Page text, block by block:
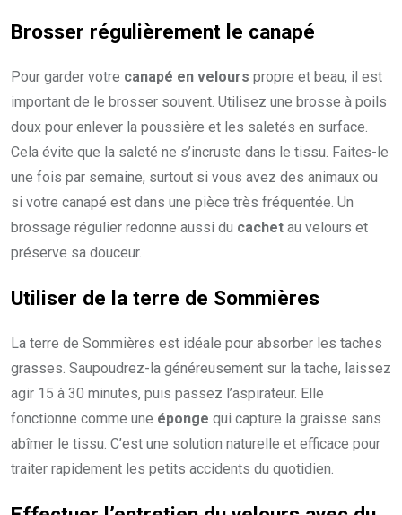
Brosser régulièrement le canapé
Pour garder votre canapé en velours propre et beau, il est
important de le brosser souvent. Utilisez une brosse à poils
doux pour enlever la poussière et les saletés en surface.
Cela évite que la saleté ne s’incruste dans le tissu. Faites-le
une fois par semaine, surtout si vous avez des animaux ou
si votre canapé est dans une pièce très fréquentée. Un
brossage régulier redonne aussi du cachet au velours et
préserve sa douceur.
Utiliser de la terre de Sommières
La terre de Sommières est idéale pour absorber les taches
grasses. Saupoudrez-la généreusement sur la tache, laissez
agir 15 à 30 minutes, puis passez l’aspirateur. Elle
fonctionne comme une éponge qui capture la graisse sans
abîmer le tissu. C’est une solution naturelle et efficace pour
traiter rapidement les petits accidents du quotidien.